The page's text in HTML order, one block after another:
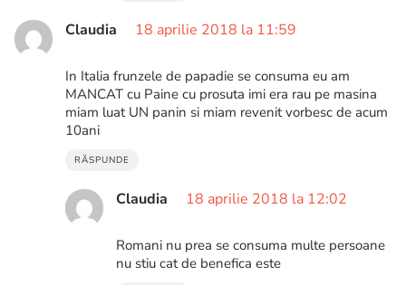
Claudia 18 aprilie 2018 la 11:59
In Italia frunzele de papadie se consuma eu am
MANCAT cu Paine cu prosuta imi era rau pe masina
miam luat UN panin si miam revenit vorbesc de acum
10ani
RĂSPUNDE
Claudia 18 aprilie 2018 la 12:02
Romani nu prea se consuma multe persoane
nu stiu cat de benefica este